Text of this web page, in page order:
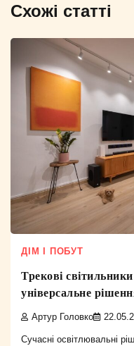
Схожі статті
ДІМ І ПОБУТ
Трекові
універсальне
Артур Головко
Сучасні освітлювальні